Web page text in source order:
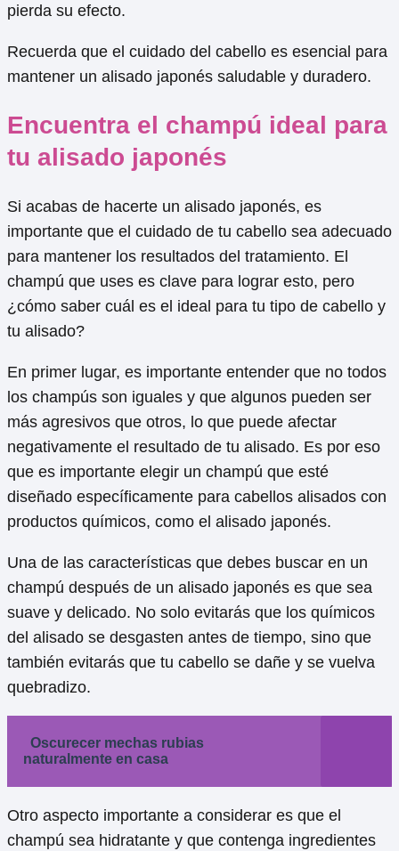
pierda su efecto.
Recuerda que el cuidado del cabello es esencial para
mantener un alisado japonés saludable y duradero.
Encuentra el champú ideal para
tu alisado japonés
Si acabas de hacerte un alisado japonés, es
importante que el cuidado de tu cabello sea adecuado
para mantener los resultados del tratamiento. El
champú que uses es clave para lograr esto, pero
¿cómo saber cuál es el ideal para tu tipo de cabello y
tu alisado?
En primer lugar, es importante entender que no todos
los champús son iguales y que algunos pueden ser
más agresivos que otros, lo que puede afectar
negativamente el resultado de tu alisado. Es por eso
que es importante elegir un champú que esté
diseñado específicamente para cabellos alisados con
productos químicos, como el alisado japonés.
Una de las características que debes buscar en un
champú después de un alisado japonés es que sea
suave y delicado. No solo evitarás que los químicos
del alisado se desgasten antes de tiempo, sino que
también evitarás que tu cabello se dañe y se vuelva
quebradizo.
Oscurecer mechas rubias
naturalmente en casa
Otro aspecto importante a considerar es que el
champú sea hidratante y que contenga ingredientes